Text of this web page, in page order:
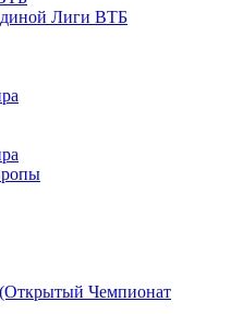
Лиги ВТБ
Чемпионат